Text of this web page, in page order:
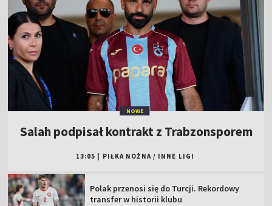
NOWE
Salah podpisał kontrakt z Trabzonsporem
13:05 PIŁKA NOŻNA / INNE LIGI
Polak przenosi się do Turcji. Rekordowy
transfer w historii klubu